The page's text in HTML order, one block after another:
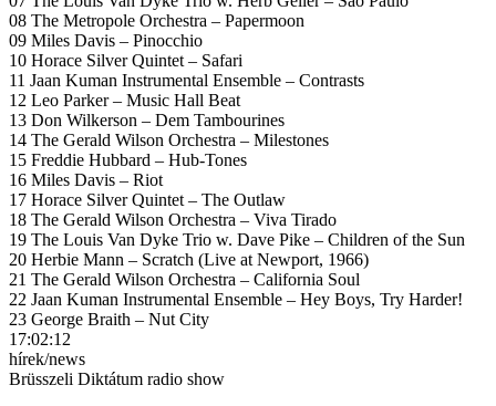
08 The Metropole Orchestra – Papermoon
09 Miles Davis – Pinocchio
10 Horace Silver Quintet – Safari
11 Jaan Kuman Instrumental Ensemble – Contrasts
12 Leo Parker – Music Hall Beat
13 Don Wilkerson – Dem Tambourines
14 The Gerald Wilson Orchestra – Milestones
15 Freddie Hubbard – Hub-Tones
16 Miles Davis – Riot
17 Horace Silver Quintet – The Outlaw
18 The Gerald Wilson Orchestra – Viva Tirado
19 The Louis Van Dyke Trio w. Dave Pike – Children of the Sun
20 Herbie Mann – Scratch (Live at Newport, 1966)
21 The Gerald Wilson Orchestra – California Soul
22 Jaan Kuman Instrumental Ensemble – Hey Boys, Try Harder!
23 George Braith – Nut City
17:02:12
hírek/news
Brüsszeli Diktátum radio show